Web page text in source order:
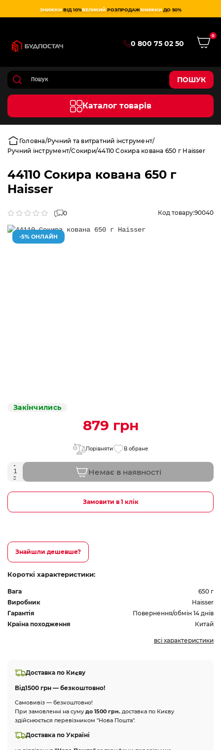
ЗНИЖКИ ВІД 10%ВЕЛИКИЙ РОЗПРОДАЖЗНИЖКИ ДО 50%
0 800 75 02 50
0
ПОШУК
Каталог товарів
Головна Ручний та витратний інструмент
Ручний інструмент Сокири 44110 Сокира кована 650 г Haisser
44110 Сокира кована 650 г
Haisser
0 Код товару:90040
-5% ОНЛАЙН
Закінчились
879 грн
Порівняти В обране
Немає в наявності
Замовити в 1 клік
Знайшли дешевше?
Короткі характеристики:
Вага
650 г
Виробник
Haisser
Гарантія
Повернення/обмін 14 днів
Країна походження
Китай
всі характеристики
Доставка по Києву
Від1500 грн — безкоштовно!
Самовивіз — безкоштовно!
При замовленні на суму до 1500 грн. доставка по Києву
здійснюється перевізником "Нова Пошта".
Доставка по Україні